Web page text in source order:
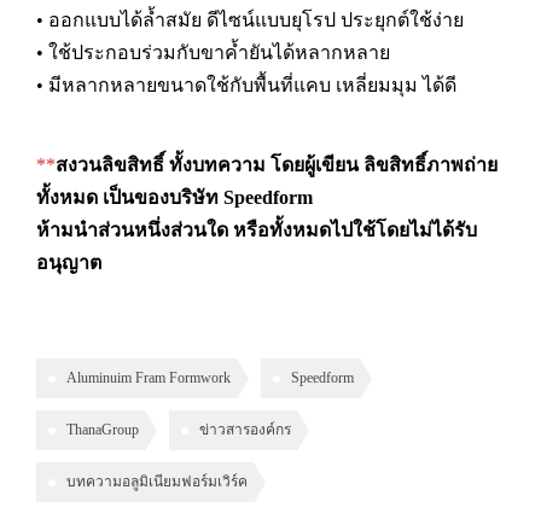
• ออกแบบได้ล้ำสมัย ดีไซน์แบบยุโรป ประยุกต์ใช้ง่าย
• ใช้ประกอบร่วมกับขาค้ำยันได้หลากหลาย
• มีหลากหลายขนาดใช้กับพื้นที่แคบ เหลี่ยมมุม ได้ดี
**สงวนลิขสิทธิ์ ทั้งบทความ โดยผู้เขียน ลิขสิทธิ์ภาพถ่าย
ทั้งหมด เป็นของบริษัท Speedform
ห้ามนำส่วนหนึ่งส่วนใด หรือทั้งหมดไปใช้โดยไม่ได้รับ
อนุญาต
Aluminuim Fram Formwork Speedform
ThanaGroup ข่าวสารองค์กร
บทความอลูมิเนียมฟอร์มเวิร์ค